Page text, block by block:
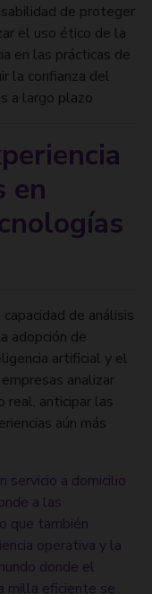
de proteger
el uso ético de la
en las prácticas de
la confianza del
a largo plazo
en
de análisis
adopción de
artificial y el
analizar
real, anticipar las
aún más
servicio a domicilio
a las
que también
operativa y la
donde el
milla eficiente se